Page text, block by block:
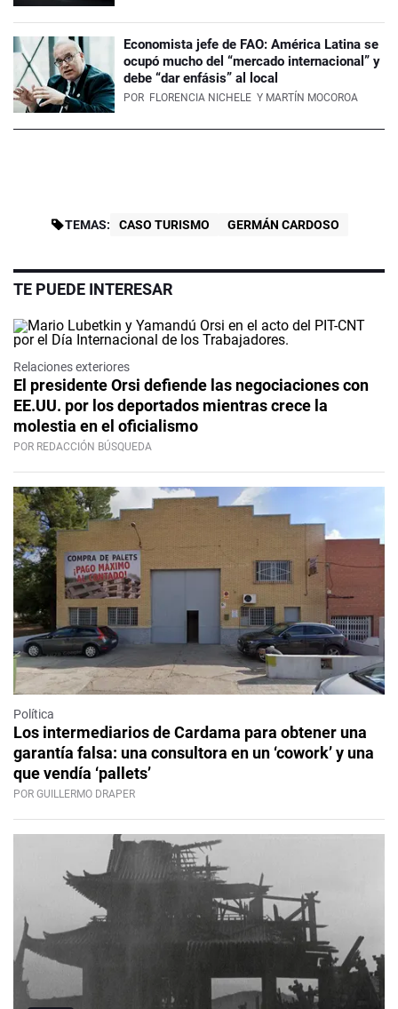
Economista jefe de FAO: América Latina se
ocupó mucho del “mercado internacional” y
debe “dar enfásis” al local
POR FLORENCIA NICHELE Y MARTÍN MOCOROA
TEMAS: CASO TURISMO GERMÁN CARDOSO
TE PUEDE INTERESAR
Relaciones exteriores
El presidente Orsi defiende las negociaciones con
EE.UU. por los deportados mientras crece la
molestia en el oficialismo
POR REDACCIÓN BÚSQUEDA
Política
Los intermediarios de Cardama para obtener una
garantía falsa: una consultora en un ‘cowork’ y una
que vendía ‘pallets’
POR GUILLERMO DRAPER